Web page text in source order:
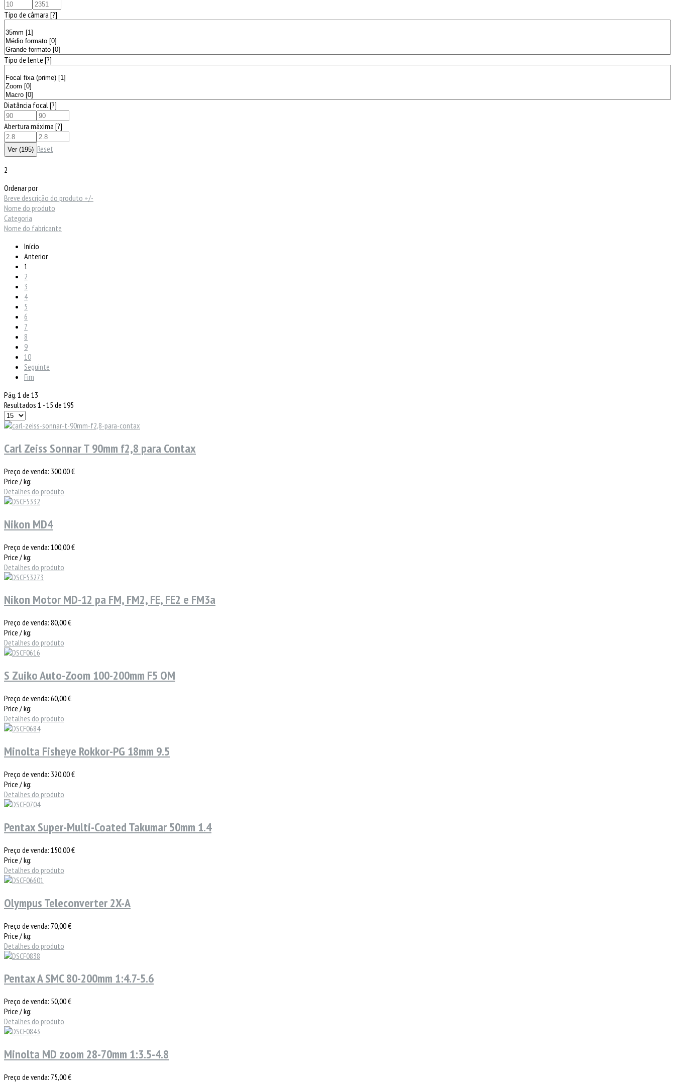
Tipo de câmara [?]
Tipo de lente [?]
Diatância focal [?]
Abertura máxima [?]
Reset
2
Ordenar por
Breve descrição do produto +/-
Nome do produto
Categoria
Nome do fabricante
Início
Anterior
1
2
3
4
5
6
7
8
9
10
Seguinte
Fim
Pág. 1 de 13
Resultados 1 - 15 de 195
Carl Zeiss Sonnar T 90mm f2,8 para Contax
Preço de venda: 300,00 €
Price / kg:
Detalhes do produto
Nikon MD4
Preço de venda: 100,00 €
Price / kg:
Detalhes do produto
Nikon Motor MD-12 pa FM, FM2, FE, FE2 e FM3a
Preço de venda: 80,00 €
Price / kg:
Detalhes do produto
S Zuiko Auto-Zoom 100-200mm F5 OM
Preço de venda: 60,00 €
Price / kg:
Detalhes do produto
Minolta Fisheye Rokkor-PG 18mm 9.5
Preço de venda: 320,00 €
Price / kg:
Detalhes do produto
Pentax Super-Multi-Coated Takumar 50mm 1.4
Preço de venda: 150,00 €
Price / kg:
Detalhes do produto
Olympus Teleconverter 2X-A
Preço de venda: 70,00 €
Price / kg:
Detalhes do produto
Pentax A SMC 80-200mm 1:4.7-5.6
Preço de venda: 50,00 €
Price / kg:
Detalhes do produto
Minolta MD zoom 28-70mm 1:3.5-4.8
Preço de venda: 75,00 €